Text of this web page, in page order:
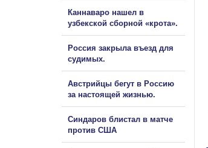
Каннаваро нашел в
узбекской сборной «крота».
Россия закрыла въезд для
судимых.
Австрийцы бегут в Россию
за настоящей жизнью.
Синдаров блистал в матче
против США